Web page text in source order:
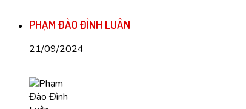
PHẠM ĐÀO ĐÌNH LUÂN
21/09/2024